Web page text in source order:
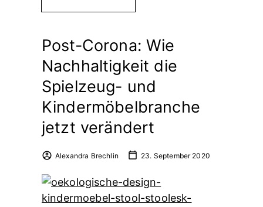
Post-Corona: Wie
Nachhaltigkeit die
Spielzeug- und
Kindermöbelbranche
jetzt verändert
Alexandra Brechlin 23. September 2020